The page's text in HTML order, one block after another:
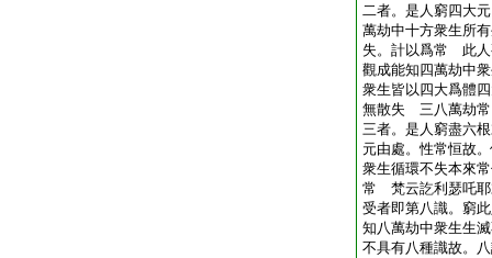
二者。是人窮四大
萬劫中十方衆生所
失。計以爲常 此人
觀成能知四萬劫中
衆生皆以四大爲體
無散失 三八萬劫常
三者。是人窮盡六
元由處。性常恒故
衆生循環不失本來
常 梵云訖利瑟吒耶
受者即第八識。窮
知八萬劫中衆生生
不具有八種識故。